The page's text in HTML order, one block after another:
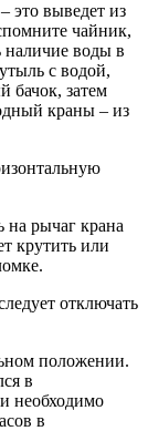
это выведет из
чайник,
воды в
с водой,
бачок, затем
краны – из
на рычаг крана
крутить или
отключать
положении.
в
необходимо
в